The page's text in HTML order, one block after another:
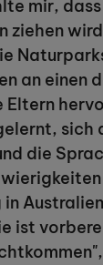
mir,
ziehen
an einen
Eltern
sich
die
ist